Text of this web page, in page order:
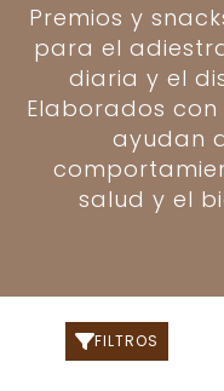
Premios y
para el
diaria y el
Elaborados
ayudan
salud y el
FILTROS